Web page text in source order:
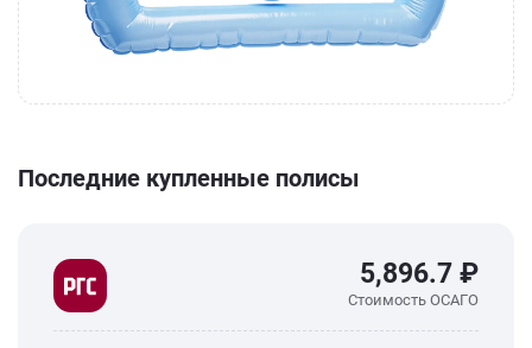
Последние купленные полисы
5,896.7 ₽
Стоимость ОСАГО